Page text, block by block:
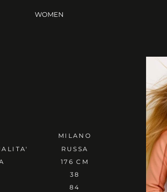
WOMEN
RUSSA
176 CM
38
84
MILANO